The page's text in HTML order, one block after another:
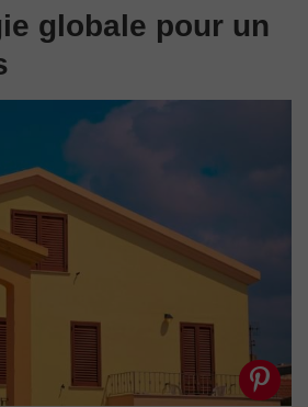
globale pour un